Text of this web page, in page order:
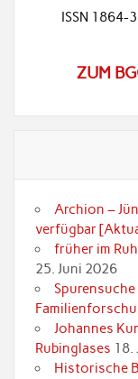
ISSN 1864-
ZUM
Archion –
verfügbar
früher im
25. Juni 2026
Johannes
Rubinglases 18.
Historische